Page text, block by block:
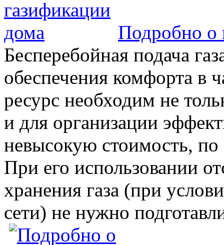
Подробно о
Бесперебойная подача
обеспечения комфорта в
ресурс необходим не
и для организации
невысокую стоимость, по
При его использовании
хранения газа (при
сети) не нужно